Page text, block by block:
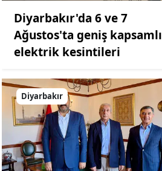
Diyarbakır'da 6 ve 7
Ağustos'ta geniş kapsamlı
elektrik kesintileri
Diyarbakır